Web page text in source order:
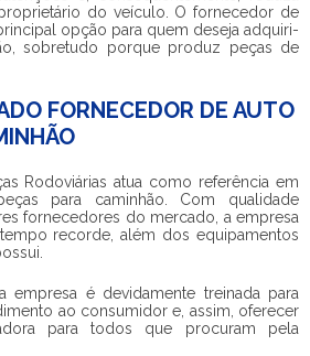
do veículo. O fornecedor de
opção para quem deseja adquiri-
sobretudo porque produz peças de
FORNECEDOR DE AUTO
Rodoviárias atua como referência em
para caminhão . Com qualidade
fornecedores do mercado, a empresa
recorde, além dos equipamentos
empresa é devidamente treinada para
ao consumidor e, assim, oferecer
para todos que procuram pela